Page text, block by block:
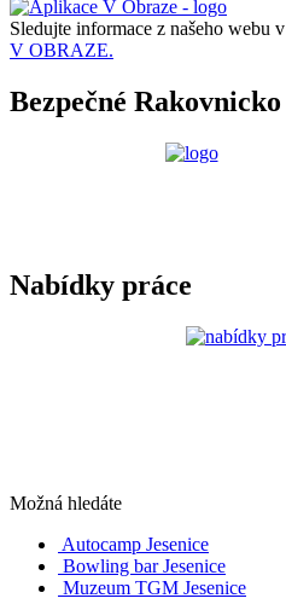
Sledujte informace z našeho webu v
V OBRAZE.
Bezpečné Rakovnicko
Nabídky práce
Možná hledáte
Autocamp Jesenice
Bowling bar Jesenice
Muzeum TGM Jesenice